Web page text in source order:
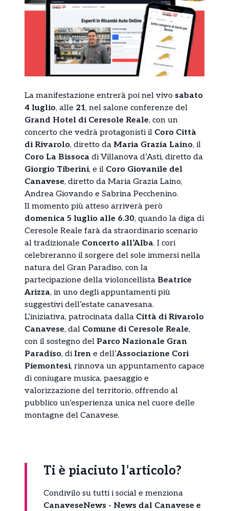
La manifestazione entrerà poi nel vivo sabato
4 luglio, alle 21, nel salone conferenze del
Grand Hotel di Ceresole Reale, con un
concerto che vedrà protagonisti il Coro Città
di Rivarolo, diretto da Maria Grazia Laino, il
Coro La Bissoca di Villanova d’Asti, diretto da
Giorgio Tiberini, e il Coro Giovanile del
Canavese, diretto da Maria Grazia Laino,
Andrea Giovando e Sabrina Pecchenino.
Il momento più atteso arriverà però
domenica 5 luglio alle 6.30, quando la diga di
Ceresole Reale farà da straordinario scenario
al tradizionale Concerto all’Alba. I cori
celebreranno il sorgere del sole immersi nella
natura del Gran Paradiso, con la
partecipazione della violoncellista Beatrice
Arizza, in uno degli appuntamenti più
suggestivi dell’estate canavesana.
L’iniziativa, patrocinata dalla Città di Rivarolo
Canavese, dal Comune di Ceresole Reale,
con il sostegno del Parco Nazionale Gran
Paradiso, di Iren e dell’Associazione Cori
Piemontesi, rinnova un appuntamento capace
di coniugare musica, paesaggio e
valorizzazione del territorio, offrendo al
pubblico un’esperienza unica nel cuore delle
montagne del Canavese.
Ti è piaciuto l’articolo?
Condivilo su tutti i social e menziona
CanaveseNews - News dal Canavese e